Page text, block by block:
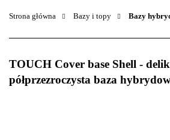
Strona główna Bazy i topy Bazy
TOUCH Cover base Shell -
półprzezroczysta baza